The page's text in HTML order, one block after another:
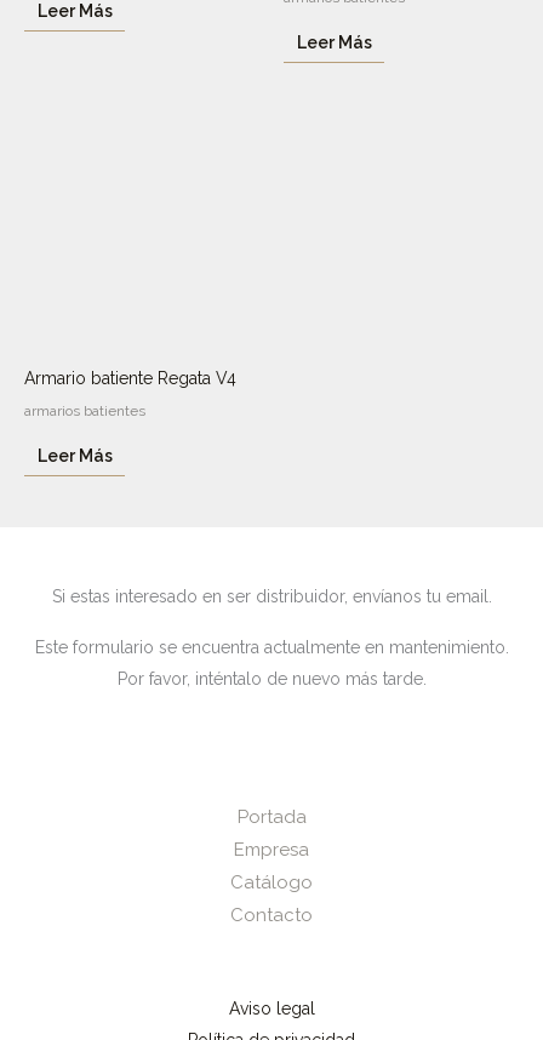
Leer Más
Leer Más
Armario batiente Regata V4
armarios batientes
Leer Más
Si estas interesado en ser distribuidor, envíanos tu email.
Este formulario se encuentra actualmente en mantenimiento.
Por favor, inténtalo de nuevo más tarde.
Portada
Empresa
Catálogo
Contacto
Aviso legal